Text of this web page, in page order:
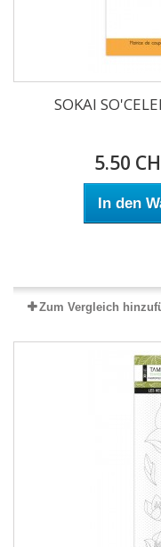
SOKAI
5.50
In den
Zum Vergleich